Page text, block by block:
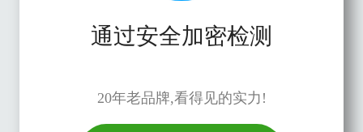
通过安全加密检测
20年老品牌,看得见的实力!